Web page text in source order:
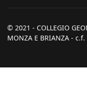
© 2021 - COLLEGIO
MONZA E BRIANZA -